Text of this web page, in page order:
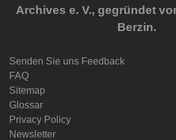
Archives e. V., gegründet
Berzin.
Senden Sie uns Feedback
FAQ
Sitemap
Glossar
Privacy Policy
Newsletter